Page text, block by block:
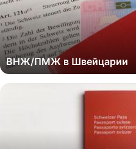
ВНЖ/ПМЖ в Швейцарии